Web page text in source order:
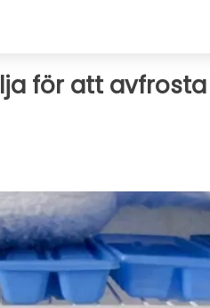
för att